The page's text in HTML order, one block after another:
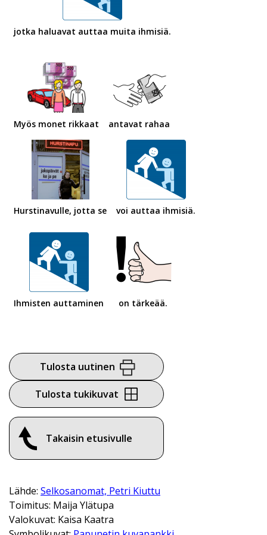
jotka haluavat auttaa muita ihmisiä.
Myös monet rikkaat antavat rahaa
Hurstinavulle, jotta se voi auttaa ihmisiä.
Ihmisten auttaminen on tärkeää.
Tulosta uutinen
Tulosta tukikuvat
Takaisin etusivulle
Lähde: Selkosanomat, Petri Kiuttu
Toimitus: Maija Ylätupa
Valokuvat: Kaisa Kaatra